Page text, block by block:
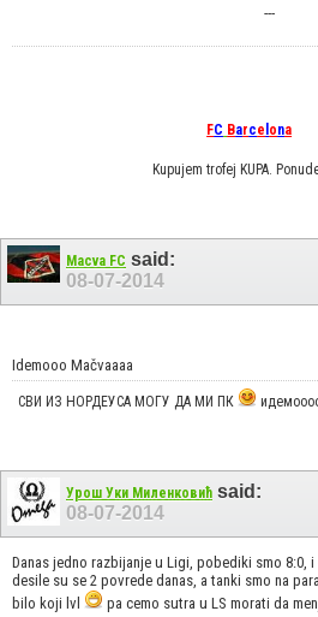
---
FC Barce ona
Kupujem trofej KUPA.
Macva FC said:
08-07-2014
Idemooo Mačvaaaa
СВИ ИЗ НОРДЕУСА МОГУ ДА МИ ПК
Урош Уки Миленковић said:
08-07-2014
Danas jedno razbijanje u Ligi, pobediki smo 8:0,
desile su se 2 povrede danas, a tanki smo na
bilo koji lvl
pa cemo sutra u LS morati da